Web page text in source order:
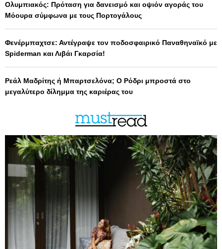
Ολυμπιακός: Πρόταση για δανεισμό και οψιόν αγοράς του
Μόουρα σύμφωνα με τους Πορτογάλους
Φενέρμπαχτσε: Αντέγραψε τον ποδοσφαιρικό Παναθηναϊκό με
Spiderman και Λιβάι Γκαρσία!
Ρεάλ Μαδρίτης ή Μπαρτσελόνα; Ο Ρόδρι μπροστά στο
μεγαλύτερο δίλημμα της καριέρας του